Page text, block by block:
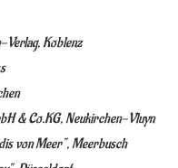
Koblenz
& Co.KG, Neukirchen-Vluyn
von Meer“, Meerbusch